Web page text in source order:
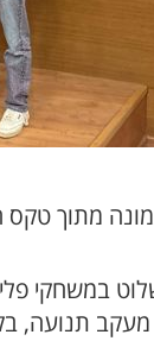
מתוך טקס
במשחקי
תנועה,